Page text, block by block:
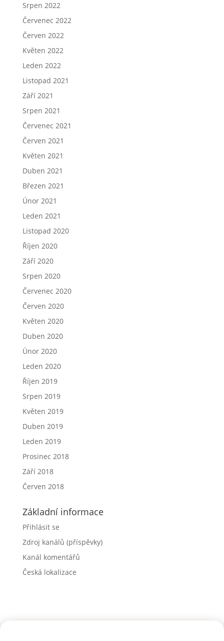
Srpen 2022
Červenec 2022
Červen 2022
Květen 2022
Leden 2022
Listopad 2021
Září 2021
Srpen 2021
Červenec 2021
Červen 2021
Květen 2021
Duben 2021
Březen 2021
Únor 2021
Leden 2021
Listopad 2020
Říjen 2020
Září 2020
Srpen 2020
Červenec 2020
Červen 2020
Květen 2020
Duben 2020
Únor 2020
Leden 2020
Říjen 2019
Srpen 2019
Květen 2019
Duben 2019
Leden 2019
Prosinec 2018
Září 2018
Červen 2018
Základní informace
Přihlásit se
Zdroj kanálů (příspěvky)
Kanál komentářů
Česká lokalizace